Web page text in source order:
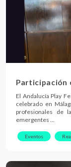
Participación
El Andalucía Play
celebrado en
profesionales de
emergentes …
Eventos